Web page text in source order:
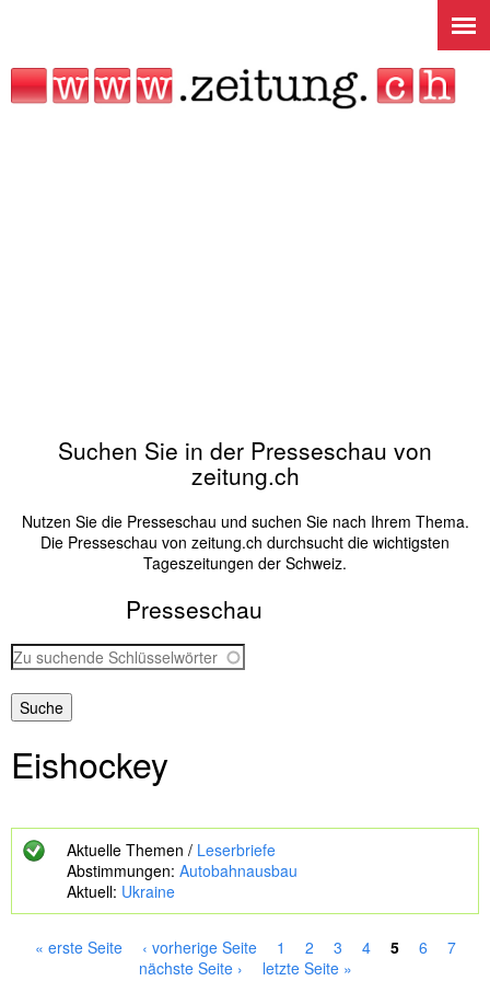
Suchen Sie in der Presseschau von
zeitung.ch
Nutzen Sie die Presseschau und suchen Sie nach Ihrem Thema.
Die Presseschau von zeitung.ch durchsucht die wichtigsten
Tageszeitungen der Schweiz.
Presseschau
Z
u
s
u
h
e
Eishockey
Aktuelle Themen / Leserbriefe
Abstimmungen: Autobahnausbau
Aktuell: Ukraine
« erste Seite ‹ vorherige Seite 1 2 3 4 5 6
7
nächste Seite ›
letzte Seite »